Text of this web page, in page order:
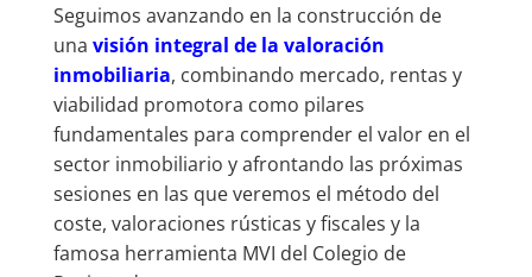
Seguimos avanzando en la construcción de
una visión integral de la valoración
inmobiliaria, combinando mercado, rentas y
viabilidad promotora como pilares
fundamentales para comprender el valor en el
sector inmobiliario y afrontando las próximas
sesiones en las que veremos el método del
coste, valoraciones rústicas y fiscales y la
famosa herramienta MVI del Colegio de